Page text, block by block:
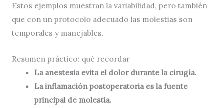
Estos ejemplos muestran la variabilidad, pero también
que con un protocolo adecuado las molestias son
temporales y manejables.
Resumen práctico: qué recordar
La anestesia evita el dolor durante la cirugía.
La inflamación postoperatoria es la fuente
principal de molestia.